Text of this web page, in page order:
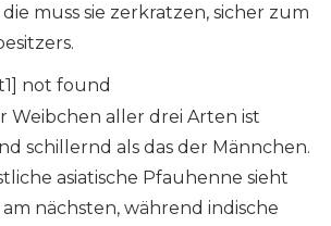
muss sie zerkratzen, sicher zum
not found
Weibchen aller drei Arten ist
schillernd als das der Männchen.
asiatische Pfauhenne sieht
nächsten, während indische